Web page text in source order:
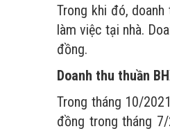
Trong khi đó,
làm việc tại nhà.
đồng.
Doanh thu thuần
Trong tháng 10/
đồng trong tháng